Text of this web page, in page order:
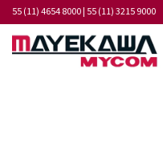
55 (11) 4654 8000| 55 (11) 3215 9000